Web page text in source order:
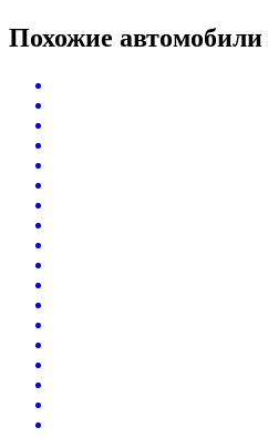
Похожие автомобили